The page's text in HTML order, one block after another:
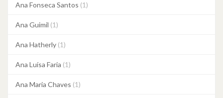
Ana Fonseca Santos (1)
Ana Guimil (1)
Ana Hatherly (1)
Ana Luísa Faria (1)
Ana Maria Chaves (1)